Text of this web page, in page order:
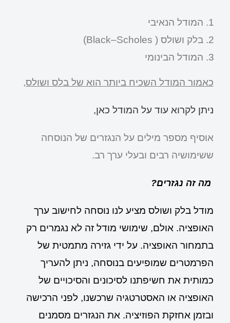
המודל הנאיבי
בלק ושולס ( Black–Scholes)
המודל הבינומי
כאמור המודל השכיח ביותר הוא של בלס ושולס,
ניתן לקרוא עוד על המודל כאן,
אוסיף מספר מילים על הנגזרים של הנוסחה
ששימושיה רבים ובעלי ערך רב.
מה זה נגזרים?
מודל בלק ושולס מציע לנו נוסחה לחישוב ערך
האופציה. אולם, שימושי מודל זה לא נגמרים רק
בתמחור האופציה. על ידי גזירה מתמטית של
הפרמטרים שמופיעים בנוסחה, ניתן להעריך
כמותית את חשיפתנו לסיכונים והסיכויים של
האופציה או האסטרטגיה שרכשנו, לפני הרכישה
ובזמן אחזקת הפוזיציה. את הנגזרים מסמנים